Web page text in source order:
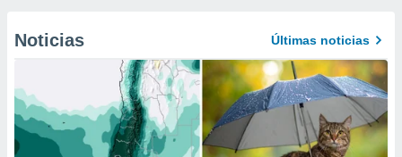
Noticias Últimas noticias